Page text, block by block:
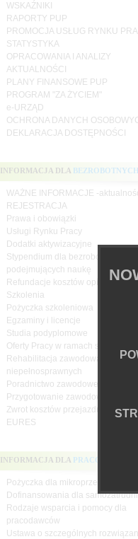
WSKAŹNIKI
RAPORTY PUP
PROMOCJA USŁUG RYNKU
STATYSTYKA
OPRACOWANIA I ANALIZY
AKTUALNOŚCI
PLANY FINANSOWE PUP
PROGRAM "ZA ŻYCIEM"
e-URZĄD
OCHRONA DANYCH
DEKLARACJA DOSTĘPNOŚCI
INFORMACJA DLA BEZROBOTNYCH
WAŻNE INFORMACJE -
REJESTRACJA
Prawa i obowiązki
Usługi Rynku Pracy
Dodatki aktywizacyjne
Stypendium dla bezrobotnych
podejmujących naukę
Refundacje kosztów opieki nad
Szkolenia
Pożyczka szkoleniowa
Egzaminy i licencje
Studia podyplomowe
Oferty Pracy w ramach sieci
Rehabilitacja zawodowa osób
niepełnosprawnych
Poradnictwo zawodowe
Przygotowanie zawodowe
Zwrot kosztów przejazdu i
EURES
INFORMACJA DLA PRACODAWCÓW
Pożyczka dla
Dofinansowania dla
Rodzaje wsparcia i pomocy dla
pracodawców
Ustawa o szczególnych